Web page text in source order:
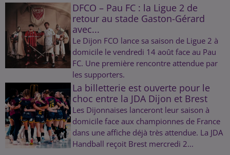
DFCO – Pau FC : la Ligue 2 de
retour au stade Gaston-Gérard
avec...
Le Dijon FCO lance sa saison de Ligue 2 à
domicile le vendredi 14 août face au Pau
FC. Une première rencontre attendue par
les supporters.
La billetterie est ouverte pour le
choc entre la JDA Dijon et Brest
Les Dijonnaises lanceront leur saison à
domicile face aux championnes de France
dans une affiche déjà très attendue. La JDA
Handball reçoit Brest mercredi 2...